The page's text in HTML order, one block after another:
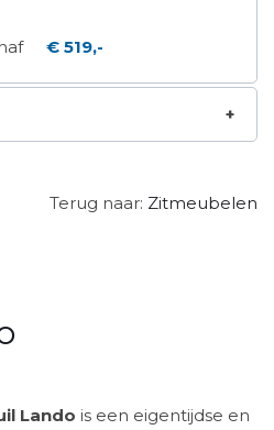
€ 519,-
Terug naar: Zitmeubelen
Lando is een eigentijdse en